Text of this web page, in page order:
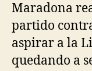
Maradona
partido
aspirar a la
quedando a